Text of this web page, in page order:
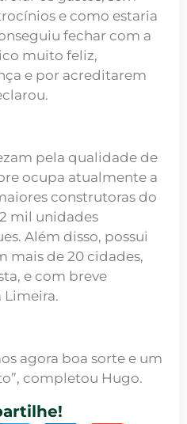
e como estaria
fechar com a
muito feliz,
e por acreditarem
pela qualidade de
ocupa atualmente a
construtoras do
mil unidades
Além disso, possui
mais de 20 cidades,
e com breve
agora boa sorte e um
completou Hugo.